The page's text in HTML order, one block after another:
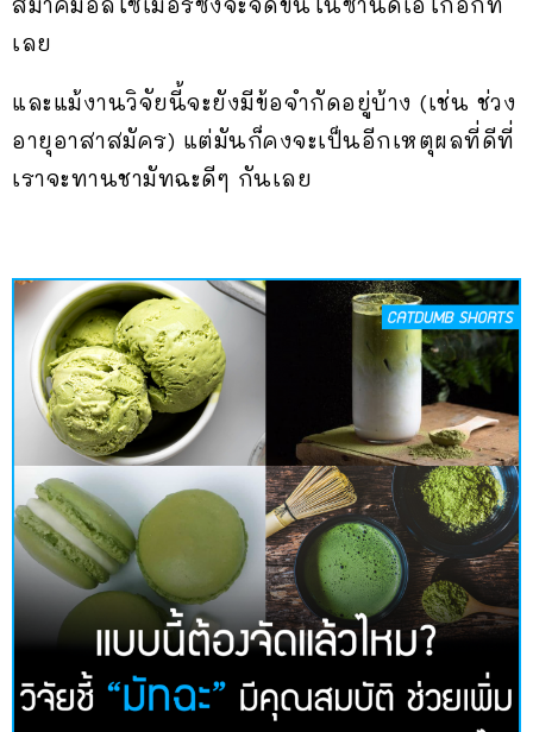
เลย
และแม้งานวิจัยนี้จะยังมีข้อจำกัดอยู่บ้าง (เช่น ช่วง
อายุอาสาสมัคร) แต่มันก็คงจะเป็นอีกเหตุผลที่ดีที่
เราจะทานชามัทฉะดีๆ กันเลย